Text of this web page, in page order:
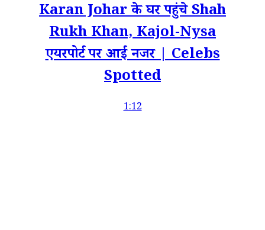
Karan Johar के घर पहुंचे Shah
Rukh Khan, Kajol-Nysa
एयरपोर्ट पर आईं नजर | Celebs
Spotted
1:12